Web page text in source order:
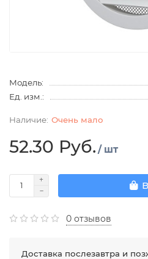
Модель:
Ед. изм.:
Очень мало
52.30 Руб. / шт
0 отзывов
Доставка послезавтра и